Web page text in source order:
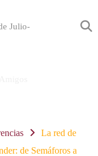
La red de
de Semáforos a